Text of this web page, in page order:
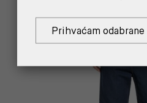
Prihvaćam odabrane